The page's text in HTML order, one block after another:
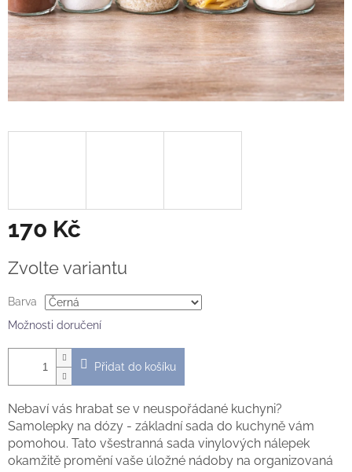
170 Kč
cena:
Zvolte variantu
Barva
Možnosti doručení
Přidat do košíku
Nebaví vás hrabat se v neuspořádané kuchyni?
Samolepky na dózy - základní sada do kuchyně vám
pomohou. Tato všestranná sada vinylových nálepek
okamžitě promění vaše úložné nádoby na organizovaná